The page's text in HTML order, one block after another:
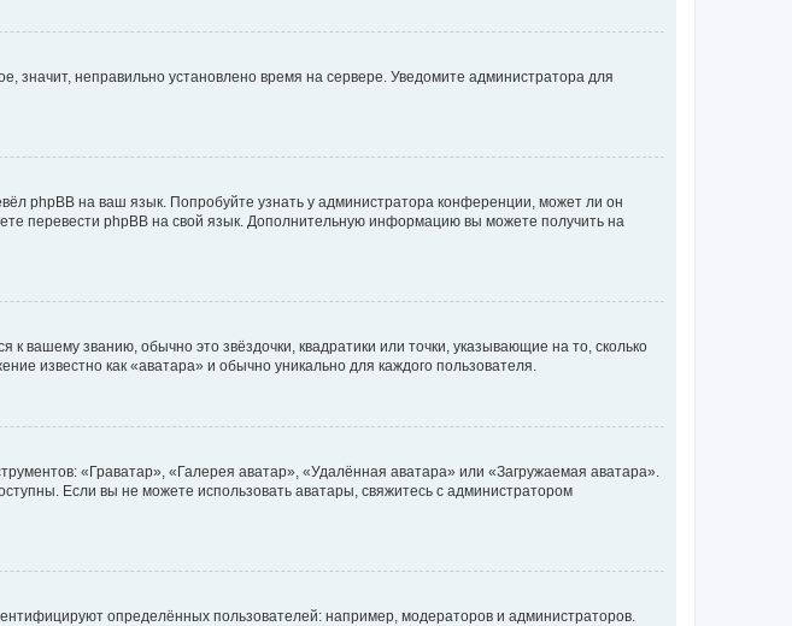
значит, неправильно установлено время на сервере. Уведомите администратора для
phpBB на ваш язык. Попробуйте узнать у администратора конференции, может ли он
перевести phpBB на свой язык. Дополнительную информацию вы можете получить на
вашему званию, обычно это звёздочки, квадратики или точки, указывающие на то, сколько
известно как «аватара» и обычно уникально для каждого пользователя.
«Граватар», «Галерея аватар», «Удалённая аватара» или «Загружаемая аватара».
Если вы не можете использовать аватары, свяжитесь с администратором
определённых пользователей: например, модераторов и администраторов.